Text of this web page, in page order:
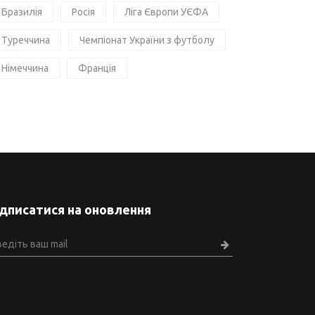
Бразилія Росія Ліга Європи УЄФА
Туреччина Чемпіонат України з футболу
Німеччина Франція
на оновлення